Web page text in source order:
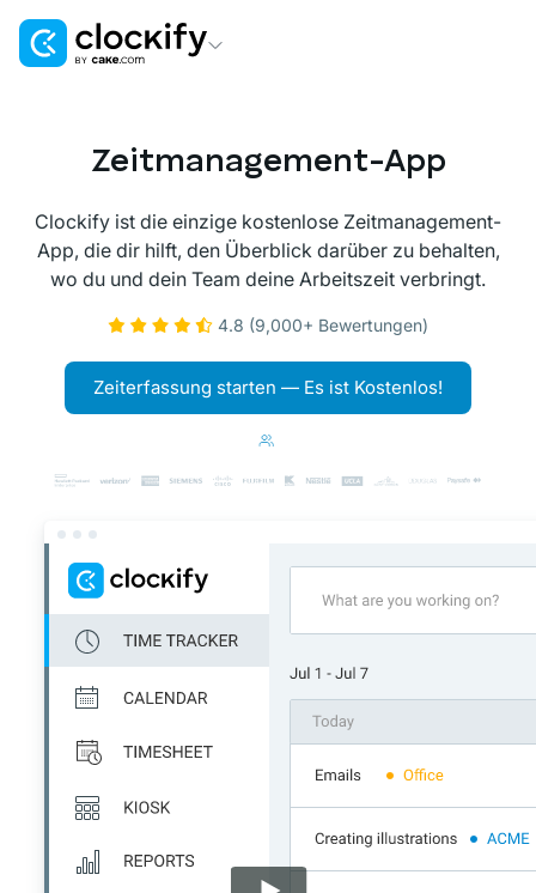
Projekt- und Aufgabenmanagement
Pumble
Teamkommunikation and Zusammenarbeit
Zeitmanagement-App
Clockify ist die einzige kostenlose Zeitmanagement-
App, die dir hilft, den Überblick darüber zu behalten,
wo du und dein Team deine Arbeitszeit verbringt.
4.8 (9,000+ Bewertungen)
Zeiterfassung starten — Es ist Kostenlos!